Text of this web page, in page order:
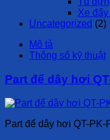
Xe
Uncategorized (2)
Mô tả
Thông số kỹ thuật
Part để dây hơi
Part để dây hơi QT-PK-